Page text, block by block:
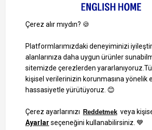
1000 TL ve Üzeri Alışverişlerinizde Kargo Bedava!
Bilgi Toplum Hizmetleri